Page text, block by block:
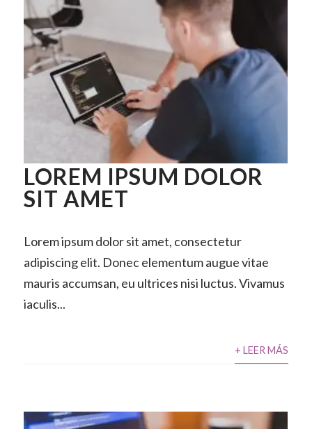
LOREM IPSUM DOLOR
SIT AMET
Lorem ipsum dolor sit amet, consectetur
adipiscing elit. Donec elementum augue vitae
mauris accumsan, eu ultrices nisi luctus. Vivamus
iaculis...
+ LEER MÁS